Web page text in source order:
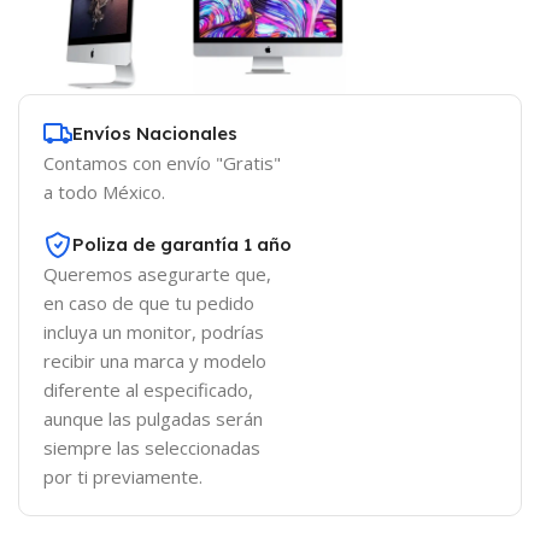
Envíos Nacionales
Contamos con envío "Gratis"
a todo México.
Poliza de garantía 1 año
Queremos asegurarte que,
en caso de que tu pedido
incluya un monitor, podrías
recibir una marca y modelo
diferente al especificado,
aunque las pulgadas serán
siempre las seleccionadas
por ti previamente.